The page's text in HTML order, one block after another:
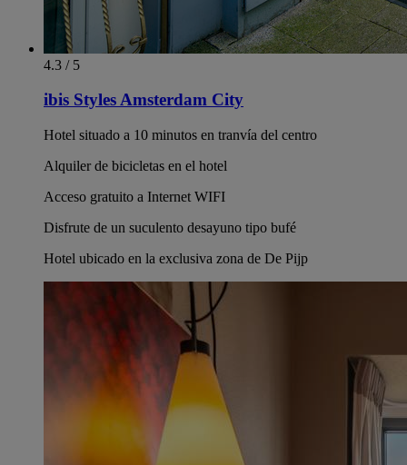
4.3 / 5
ibis Styles Amsterdam City
Hotel situado a 10 minutos en tranvía del centro
Alquiler de bicicletas en el hotel
Acceso gratuito a Internet WIFI
Disfrute de un suculento desayuno tipo bufé
Hotel ubicado en la exclusiva zona de De Pijp